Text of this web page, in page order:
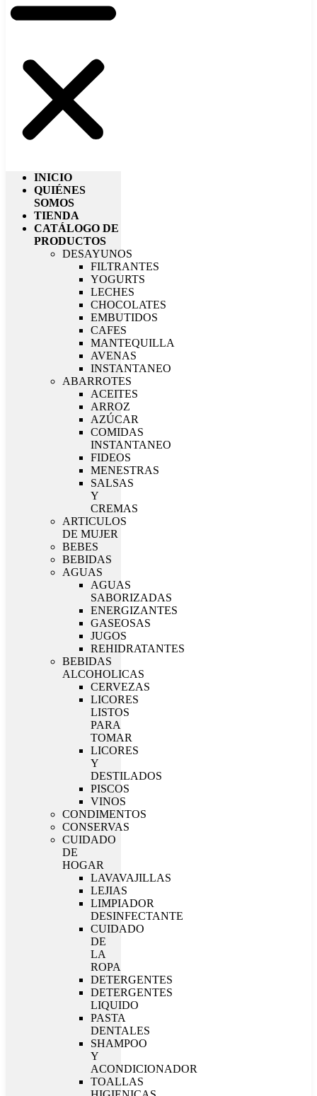
INICIO
QUIÉNES
SOMOS
TIENDA
CATÁLOGO DE
PRODUCTOS
DESAYUNOS
FILTRANTES
YOGURTS
LECHES
CHOCOLATES
EMBUTIDOS
CAFES
MANTEQUILLA
AVENAS
INSTANTANEO
ABARROTES
ACEITES
ARROZ
AZÚCAR
COMIDAS
INSTANTANEO
FIDEOS
MENESTRAS
SALSAS
Y
CREMAS
ARTICULOS
DE MUJER
BEBES
BEBIDAS
AGUAS
AGUAS
SABORIZADAS
ENERGIZANTES
GASEOSAS
JUGOS
REHIDRATANTES
BEBIDAS
ALCOHOLICAS
CERVEZAS
LICORES
LISTOS
PARA
TOMAR
LICORES
Y
DESTILADOS
PISCOS
VINOS
CONDIMENTOS
CONSERVAS
CUIDADO
DE
HOGAR
LAVAVAJILLAS
LEJIAS
LIMPIADOR
DESINFECTANTE
CUIDADO
DE
LA
ROPA
DETERGENTES
DETERGENTES
LIQUIDO
PASTA
DENTALES
SHAMPOO
Y
ACONDICIONADOR
TOALLAS